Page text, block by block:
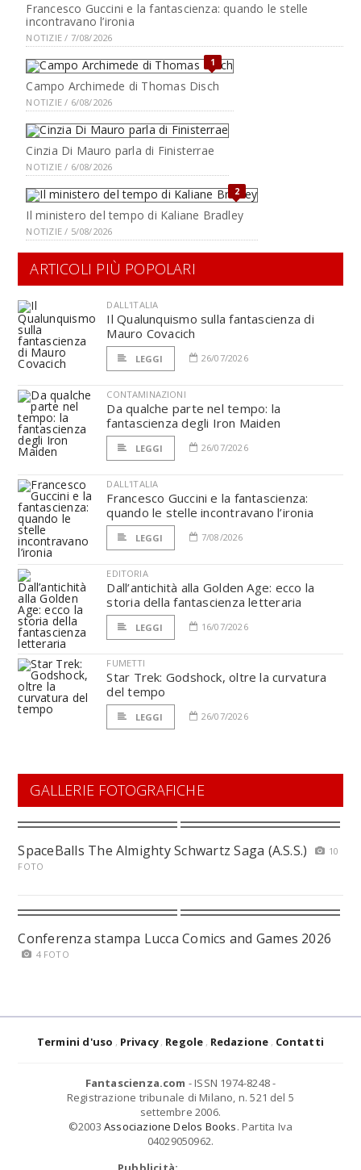
Francesco Guccini e la fantascienza: quando le stelle
incontravano l’ironia
NOTIZIE / 7/08/2026
1
Campo Archimede di Thomas Disch
NOTIZIE / 6/08/2026
Cinzia Di Mauro parla di Finisterrae
NOTIZIE / 6/08/2026
2
Il ministero del tempo di Kaliane Bradley
NOTIZIE / 5/08/2026
ARTICOLI PIÙ POPOLARI
DALL'ITALIA
Il Qualunquismo sulla fantascienza di
Mauro Covacich
LEGGI 26/07/2026
CONTAMINAZIONI
Da qualche parte nel tempo: la
fantascienza degli Iron Maiden
LEGGI 26/07/2026
DALL'ITALIA
Francesco Guccini e la fantascienza:
quando le stelle incontravano l’ironia
LEGGI 7/08/2026
EDITORIA
Dall’antichità alla Golden Age: ecco la
storia della fantascienza letteraria
LEGGI 16/07/2026
FUMETTI
Star Trek: Godshock, oltre la curvatura
del tempo
LEGGI 26/07/2026
GALLERIE FOTOGRAFICHE
SpaceBalls The Almighty Schwartz Saga (A.S.S.)
10
FOTO
Conferenza stampa Lucca Comics and Games 2026
4 FOTO
Termini d'uso Privacy Regole Redazione Contatti
Fantascienza.com - ISSN 1974-8248 -
Registrazione tribunale di Milano, n. 521 del 5
settembre 2006.
©2003 Associazione Delos Books. Partita Iva
04029050962.